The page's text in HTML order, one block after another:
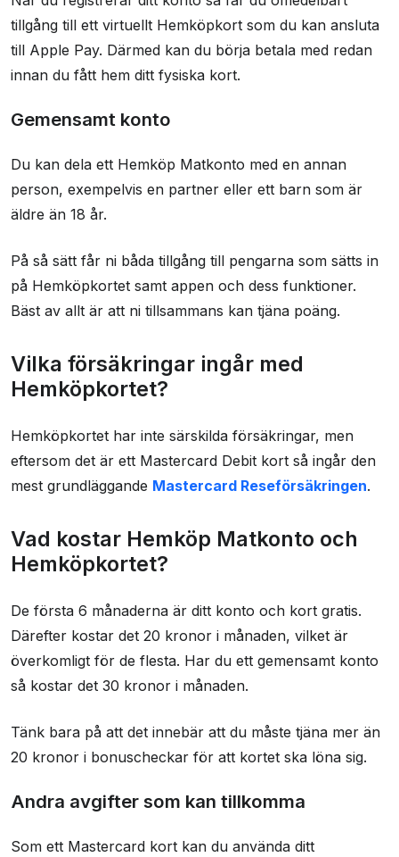
tillgång till ett virtuellt Hemköpkort som du kan ansluta
till Apple Pay. Därmed kan du börja betala med redan
innan du fått hem ditt fysiska kort.
Gemensamt konto
Du kan dela ett Hemköp Matkonto med en annan
person, exempelvis en partner eller ett barn som är
äldre än 18 år.
På så sätt får ni båda tillgång till pengarna som sätts in
på Hemköpkortet samt appen och dess funktioner.
Bäst av allt är att ni tillsammans kan tjäna poäng.
Vilka försäkringar ingår med
Hemköpkortet?
Hemköpkortet har inte särskilda försäkringar, men
eftersom det är ett Mastercard Debit kort så ingår den
mest grundläggande Mastercard Reseförsäkringen.
Vad kostar Hemköp Matkonto och
Hemköpkortet?
De första 6 månaderna är ditt konto och kort gratis.
Därefter kostar det 20 kronor i månaden, vilket är
överkomligt för de flesta. Har du ett gemensamt konto
så kostar det 30 kronor i månaden.
Tänk bara på att det innebär att du måste tjäna mer än
20 kronor i bonuscheckar för att kortet ska löna sig.
Andra avgifter som kan tillkomma
Som ett Mastercard kort kan du använda ditt